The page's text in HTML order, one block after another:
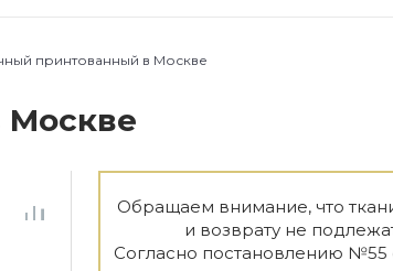
принтованный в Москве
Москве
Обращаем внимание, что
и возврату не
Согласно постановлению №55